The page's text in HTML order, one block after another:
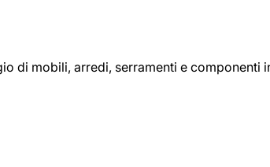
di mobili, arredi, serramenti e componenti